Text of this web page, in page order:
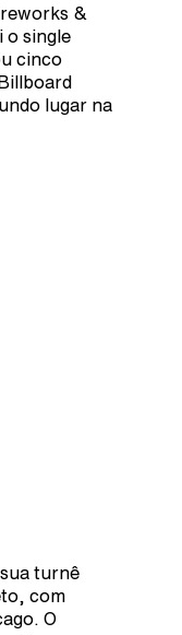
&
o single
cinco
lugar na
turnê
com
O